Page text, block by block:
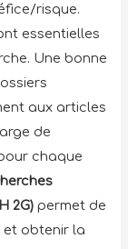
risque.
essentielles
Une bonne
aux articles
de
chaque
2G)permet de
et obtenir la